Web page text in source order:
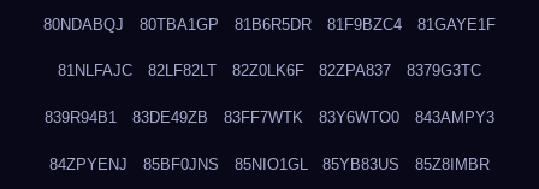
80NDABQJ 80TBA1GP 81B6R5DR 81F9BZC4 81GAYE1F
81NLFAJC 82LF82LT 82Z0LK6F 82ZPA837 8379G3TC
839R94B1 83DE49ZB 83FF7WTK 83Y6WTO0 843AMPY3
84ZPYENJ 85BF0JNS 85NIO1GL 85YB83US 85Z8IMBR